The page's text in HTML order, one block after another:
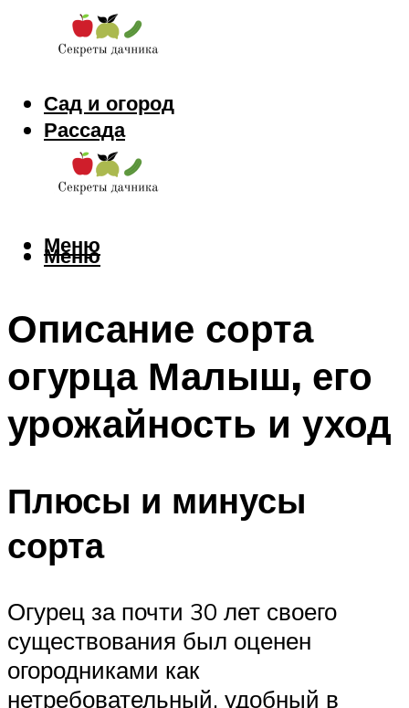
Сад и огород
Рассада
Цветы
Заготовки
Меню
Меню
Описание сорта
огурца Малыш, его
урожайность и уход
Плюсы и минусы
сорта
Огурец за почти 30 лет своего
существования был оценен
огородниками как
нетребовательный, удобный в